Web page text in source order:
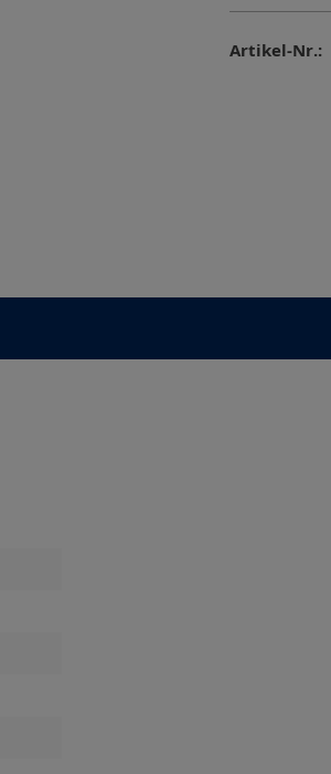
Artikel-Nr.: